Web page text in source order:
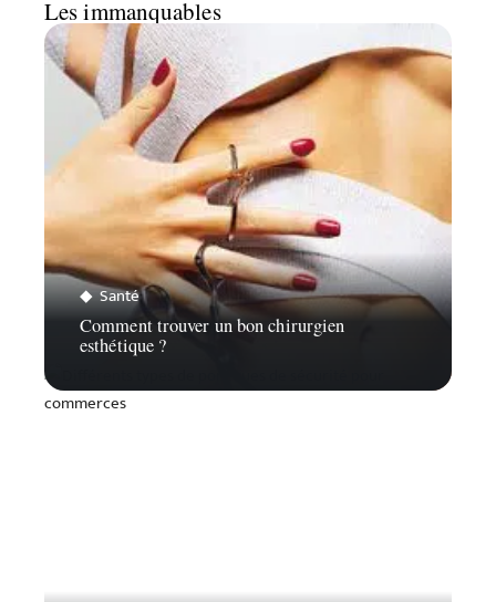
Les immanquables
Santé
Comment trouver un bon chirurgien
esthétique ?